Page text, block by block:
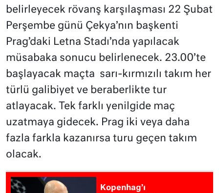
belirleyecek rövanş karşılaşması 22 Şubat
Perşembe günü Çekya’nın başkenti
Prag’daki Letna Stadı’nda yapılacak
müsabaka sonucu belirlenecek. 23.00’te
başlayacak maçta sarı-kırmızılı takım her
türlü galibiyet ve beraberlikte tur
atlayacak. Tek farklı yenilgide maç
uzatmaya gidecek. Prag iki veya daha
fazla farkla kazanırsa turu geçen takım
olacak.
Kopenhag’ı